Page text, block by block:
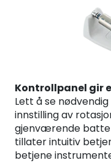
Kontrollpanel gir
Lett å se
innstilling av
gjenværende
tillater intuitiv
betjene